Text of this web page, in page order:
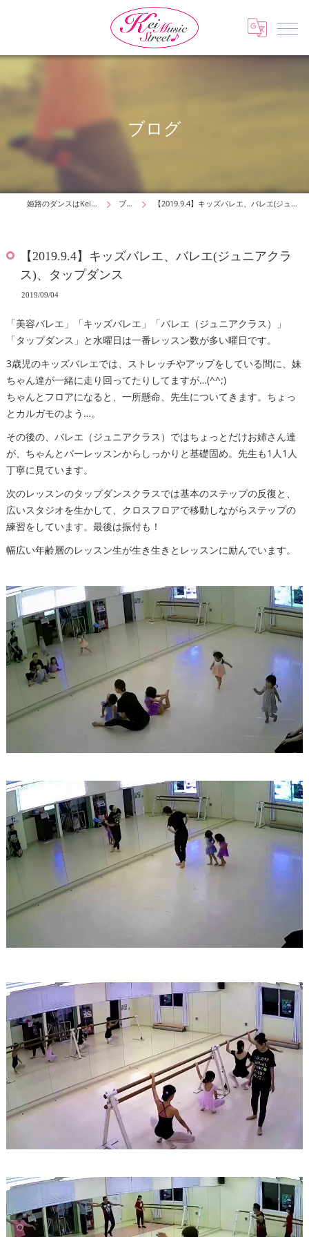
ブログ
姫路のダンスはKei Music Street ブログ 【2019.9.4】キッズバレエ、バレエ(ジュニアクラス)、タップダンス
【2019.9.4】キッズバレエ、バレエ(ジュニアクラ
ス)、タップダンス
2019/09/04
「美容バレエ」「キッズバレエ」「バレエ（ジュニアクラス）」
「タップダンス」と水曜日は一番レッスン数が多い曜日です。
3歳児のキッズバレエでは、ストレッチやアップをしている間に、妹
ちゃん達が一緒に走り回ってたりしてますが…(^^;)
ちゃんとフロアになると、一所懸命、先生についてきます。ちょっ
とカルガモのよう…。
その後の、バレエ（ジュニアクラス）ではちょっとだけお姉さん達
が、ちゃんとバーレッスンからしっかりと基礎固め。先生も1人1人
丁寧に見ています。
次のレッスンのタップダンスクラスでは基本のステップの反復と、
広いスタジオを生かして、クロスフロアで移動しながらステップの
練習をしています。最後は振付も！
幅広い年齢層のレッスン生が生き生きとレッスンに励んでいます。